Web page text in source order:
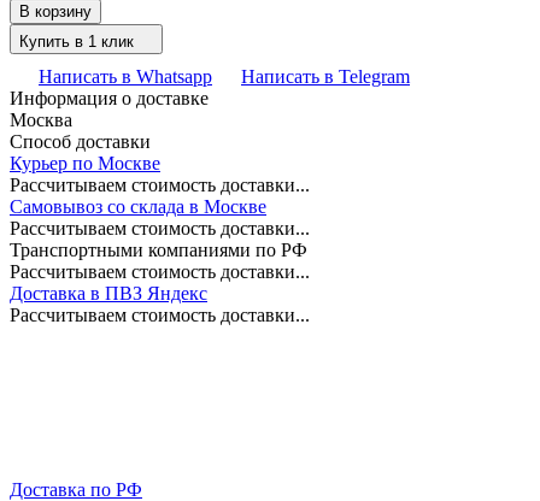
В корзину
Купить в 1 клик
Написать в Whatsapp
Написать в Telegram
Информация о доставке
Москва
Способ доставки
Курьер по Москве
Рассчитываем стоимость доставки...
Самовывоз со склада в Москве
Рассчитываем стоимость доставки...
Транспортными компаниями по РФ
Рассчитываем стоимость доставки...
Доставка в ПВЗ Яндекс
Рассчитываем стоимость доставки...
Доставка по РФ